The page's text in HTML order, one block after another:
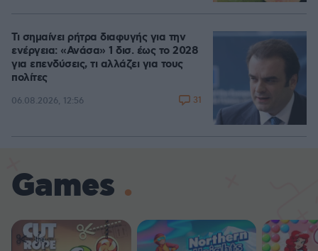
Τι σημαίνει ρήτρα διαφυγής για την
ενέργεια: «Ανάσα» 1 δισ. έως το 2028
για επενδύσεις, τι αλλάζει για τους
πολίτες
06.08.2026, 12:56 31
Games